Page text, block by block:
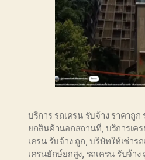
บริการ รถเครน รับจ้าง ราคาถูก
ยกสินค้านอกสถานที่ บริการเค
เครน รับจ้าง ถูก ,บริษัทให้เช่าร
เครนยักษ์ยกสูง รถเครน รับจ้าง